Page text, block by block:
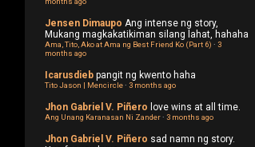
Jensen Dimaupo Ang intense ng story,
Mukang magkakatikiman silang lahat, hahaha
Ama, Tito, Ako at Ama ng Best Friend Ko (Part 6) · 3
months ago
Icarusdieb pangit ng kwento haha
Tito Jason | Mencircle· 3 months ago
Jhon Gabriel V. Piñero love wins at all time.
Ang Unang Karanasan Ni Zander· 3 months ago
Jhon Gabriel V. Piñero sad namn ng story.